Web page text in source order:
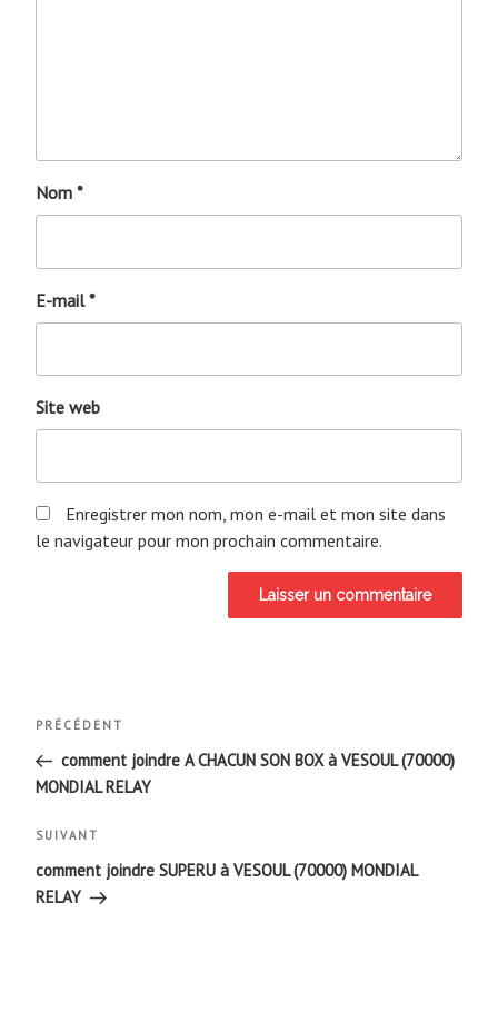
Nom *
E-mail*
Site web
Enregistrer mon nom, mon e-mail et mon site dans
le navigateur pour mon prochain commentaire.
Navigation
de
l’article
Article
précédent
PRÉCÉDENT
comment joindre A CHACUN SON BOX à VESOUL (70000)
MONDIAL RELAY
Article
suivant
SUIVANT
comment joindre SUPERU à VESOUL (70000) MONDIAL
RELAY